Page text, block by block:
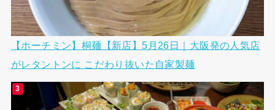
【ホーチミン】桐麺【新店】5月26日｜大阪発の人気店
がレタントンに こだわり抜いた自家製麺